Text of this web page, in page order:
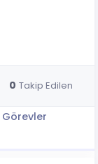
0 Takip Edilen
Görevler